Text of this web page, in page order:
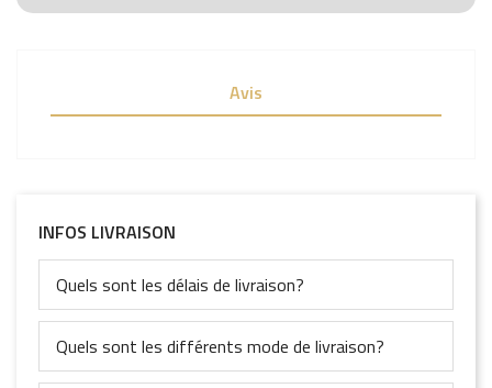
Avis
INFOS LIVRAISON
Quels sont les délais de livraison?
Quels sont les différents mode de livraison?